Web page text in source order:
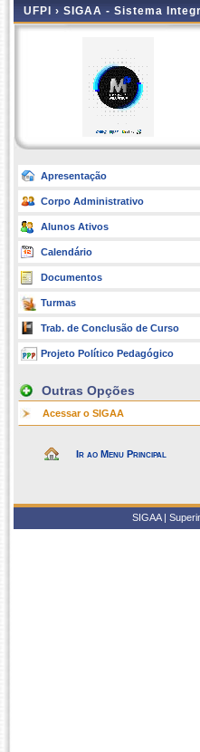
UFPI › SIGAA - Sistema
Apresentação
Corpo Administrativo
Alunos Ativos
Calendário
Documentos
Turmas
Trab. de Conclusão de Curso
Projeto Político Pedagógico
Outras Opções
Acessar o SIGAA
Ir ao Menu Principal
SIGAA |